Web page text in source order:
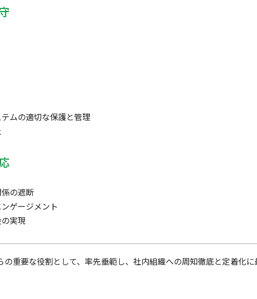
ムの適切な保護と管理
係の遮断
ゲージメント
実現
重要な役割として、率先垂範し、社内組織への周知徹底と定着化